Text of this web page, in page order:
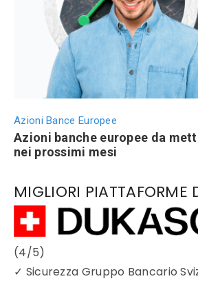
Azioni Bance Europee
Azioni banche europee da
nei prossimi mesi
MIGLIORI PIATTAFORME
(4/5)
✓ Sicurezza Gruppo Bancario